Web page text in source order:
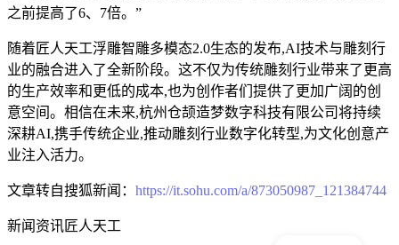
之前提高了6、7倍。”
随着匠人天工浮雕智雕多模态2.0生态的发布,AI技术与雕刻行
业的融合进入了全新阶段。这不仅为传统雕刻行业带来了更高
的生产效率和更低的成本,也为创作者们提供了更加广阔的创
意空间。相信在未来,杭州仓颉造梦数字科技有限公司将持续
深耕AI,携手传统企业,推动雕刻行业数字化转型,为文化创意产
业注入活力。
文章转自搜狐新闻： https://it.sohu.com/a/873050987_121384744
新闻资讯匠人天工